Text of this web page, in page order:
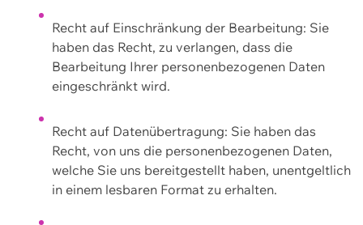
Recht auf Einschränkung der Bearbeitung: Sie
haben das Recht, zu verlangen, dass die
Bearbeitung Ihrer personenbezogenen Daten
eingeschränkt wird.
Recht auf Datenübertragung: Sie haben das
Recht, von uns die personenbezogenen Daten,
welche Sie uns bereitgestellt haben, unentgeltlich
in einem lesbaren Format zu erhalten.